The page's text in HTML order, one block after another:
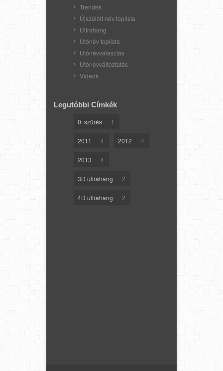
Trendek
Újszülött név toplista
Ultrahang
Utónév toplista
Utónévválasztás
Utónévváltoztatás
Videók
Legutóbbi Címkék
0. szűrés
1
2011 4 2012 4
2013 4
3D ultrahang 2
4D ultrahang 2